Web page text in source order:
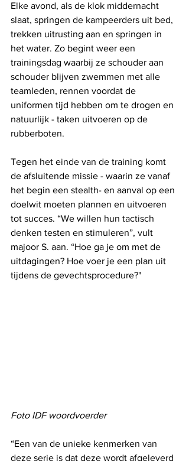
Elke avond, als de klok middernacht
slaat, springen de kampeerders uit bed,
trekken uitrusting aan en springen in
het water. Zo begint weer een
trainingsdag waarbij ze schouder aan
schouder blijven zwemmen met alle
teamleden, rennen voordat de
uniformen tijd hebben om te drogen en
natuurlijk - taken uitvoeren op de
rubberboten.
Tegen het einde van de training komt
de afsluitende missie - waarin ze vanaf
het begin een stealth- en aanval op een
doelwit moeten plannen en uitvoeren
tot succes. “We willen hun tactisch
denken testen en stimuleren”, vult
majoor S. aan. “Hoe ga je om met de
uitdagingen? Hoe voer je een plan uit
tijdens de gevechtsprocedure?"
Foto IDF woordvoerder
“Een van de unieke kenmerken van
deze serie is dat deze wordt afgeleverd